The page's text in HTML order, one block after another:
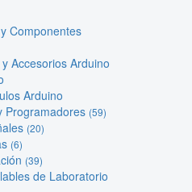
Componentes
Accesorios Arduino
Arduino
Programadores (59)
(20)
(6)
(39)
de Laboratorio